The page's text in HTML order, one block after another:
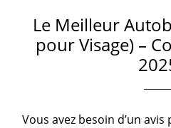
Le Meilleur
pour Visage) –
Vous avez besoin d’un